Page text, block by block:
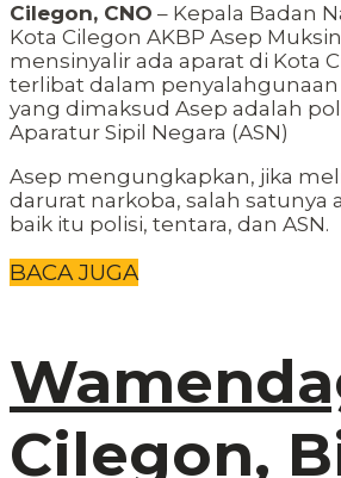
Cilegon, CNO – Kepala Badan
Kota Cilegon AKBP Asep
mensinyalir ada aparat di Kota
terlibat dalam penyalahgunaan
yang dimaksud Asep adalah
Aparatur Sipil Negara (ASN)
Asep mengungkapkan, jika
darurat narkoba, salah satunya
baik itu polisi, tentara, dan ASN.
BACA JUGA
Cilegon,